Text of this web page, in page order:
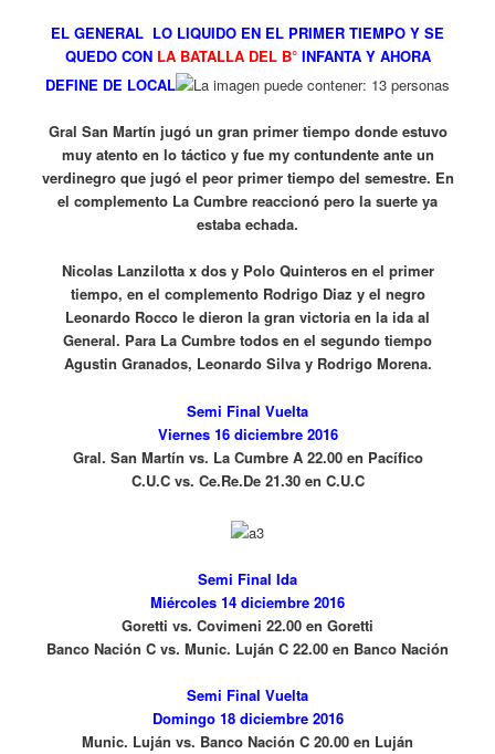
EL GENERAL LO LIQUIDO EN EL PRIMER TIEMPO Y SE
QUEDO CON LA BATALLA DEL B°INFANTA Y AHORA
DEFINE DE LOCAL
Gral San Martín jugó un gran primer tiempo donde estuvo
muy atento en lo táctico y fue my contundente ante un
verdinegro que jugó el peor primer tiempo del semestre. En
el complemento La Cumbre reaccionó pero la suerte ya
estaba echada.
Nicolas Lanzilotta x dos y Polo Quinteros en el primer
tiempo, en el complemento Rodrigo Diaz y el negro
Leonardo Rocco le dieron la gran victoria en la ida al
General. Para La Cumbre todos en el segundo tiempo
Agustin Granados, Leonardo Silva y Rodrigo Morena.
Semi Final Vuelta
Viernes 16 diciembre 2016
Gral. San Martín vs. La Cumbre A 22.00 en Pacífico
C.U.C vs. Ce.Re.De 21.30 en C.U.C
Semi Final Ida
Miércoles 14 diciembre 2016
Goretti vs. Covimeni 22.00 en Goretti
Banco Nación C vs. Munic. Luján C 22.00 en Banco Nación
Semi Final Vuelta
Domingo 18 diciembre 2016
Munic. Luján vs. Banco Nación C 20.00 en Luján